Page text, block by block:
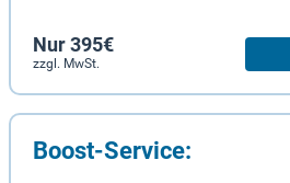
Nur 395€
zzgl. MwSt.
Boost-Service: